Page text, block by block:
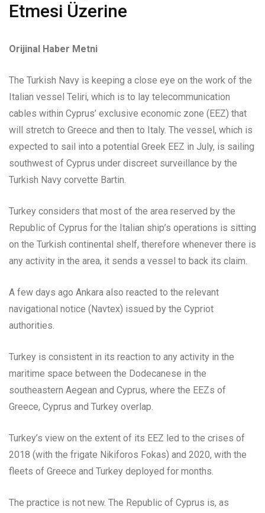
Etmesi Üzerine
Orijinal Haber Metni
The Turkish Navy is keeping a close eye on the work of the
Italian vessel Teliri, which is to lay telecommunication
cables within Cyprus’ exclusive economic zone (EEZ) that
will stretch to Greece and then to Italy. The vessel, which is
expected to sail into a potential Greek EEZ in July, is sailing
southwest of Cyprus under discreet surveillance by the
Turkish Navy corvette Bartin.
Turkey considers that most of the area reserved by the
Republic of Cyprus for the Italian ship’s operations is sitting
on the Turkish continental shelf, therefore whenever there is
any activity in the area, it sends a vessel to back its claim.
A few days ago Ankara also reacted to the relevant
navigational notice (Navtex) issued by the Cypriot
authorities.
Turkey is consistent in its reaction to any activity in the
maritime space between the Dodecanese in the
southeastern Aegean and Cyprus, where the EEZs of
Greece, Cyprus and Turkey overlap.
Turkey’s view on the extent of its EEZ led to the crises of
2018 (with the frigate Nikiforos Fokas) and 2020, with the
fleets of Greece and Turkey deployed for months.
The practice is not new. The Republic of Cyprus is, as